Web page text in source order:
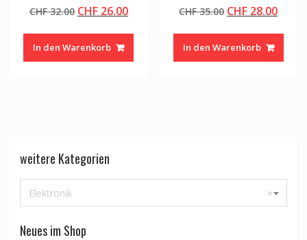
CHF32.00 Ursprünglicher
war:
CHF 32.00
CHF26.00Aktueller
In den Warenkorb
CHF35.00 Ursprünglicher
war:
CHF 35.00
CHF 28.00
In den Warenkorb
weitere Kategorien
×
Elektronik
Neues im Shop